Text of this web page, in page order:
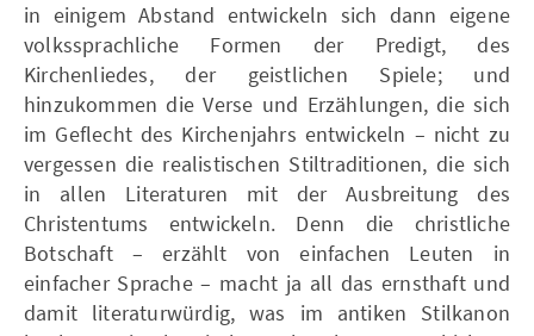
in einigem Abstand entwickeln sich dann eigene
volkssprachliche Formen der Predigt, des
Kirchenliedes, der geistlichen Spiele; und
hinzukommen die Verse und Erzählungen, die sich
im Geflecht des Kirchenjahrs entwickeln – nicht zu
vergessen die realistischen Stiltraditionen, die sich
in allen Literaturen mit der Ausbreitung des
Christentums entwickeln. Denn die christliche
Botschaft – erzählt von einfachen Leuten in
einfacher Sprache – macht ja all das ernsthaft und
damit literaturwürdig, was im antiken Stilkanon